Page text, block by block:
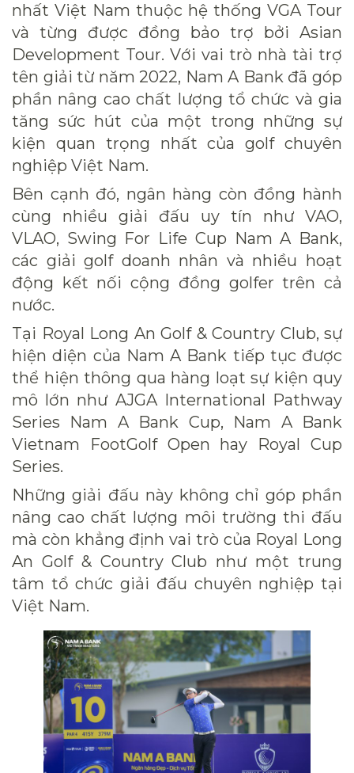
nhất Việt Nam thuộc hệ thống VGA Tour
và từng được đồng bảo trợ bởi Asian
Development Tour. Với vai trò nhà tài trợ
tên giải từ năm 2022, Nam A Bank đã góp
phần nâng cao chất lượng tổ chức và gia
tăng sức hút của một trong những sự
kiện quan trọng nhất của golf chuyên
nghiệp Việt Nam.
Bên cạnh đó, ngân hàng còn đồng hành
cùng nhiều giải đấu uy tín như VAO,
VLAO, Swing For Life Cup Nam A Bank,
các giải golf doanh nhân và nhiều hoạt
động kết nối cộng đồng golfer trên cả
nước.
Tại Royal Long An Golf & Country Club, sự
hiện diện của Nam A Bank tiếp tục được
thể hiện thông qua hàng loạt sự kiện quy
mô lớn như AJGA International Pathway
Series Nam A Bank Cup, Nam A Bank
Vietnam FootGolf Open hay Royal Cup
Series.
Những giải đấu này không chỉ góp phần
nâng cao chất lượng môi trường thi đấu
mà còn khẳng định vai trò của Royal Long
An Golf & Country Club như một trung
tâm tổ chức giải đấu chuyên nghiệp tại
Việt Nam.